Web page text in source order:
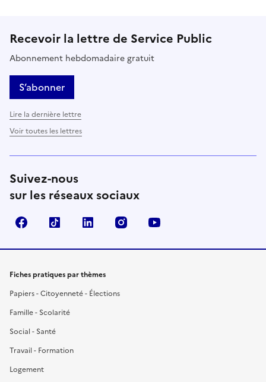
Recevoir la lettre de Service Public
Abonnement hebdomadaire gratuit
S’abonner
Lire la dernière lettre
Voir toutes les lettres
Suivez-nous
sur les réseaux sociaux
FacebookTikTok LinkedIn Instagram
Fiches pratiques par thèmes
Papiers - Citoyenneté - Élections
Famille - Scolarité
Social - Santé
Travail - Formation
Logement